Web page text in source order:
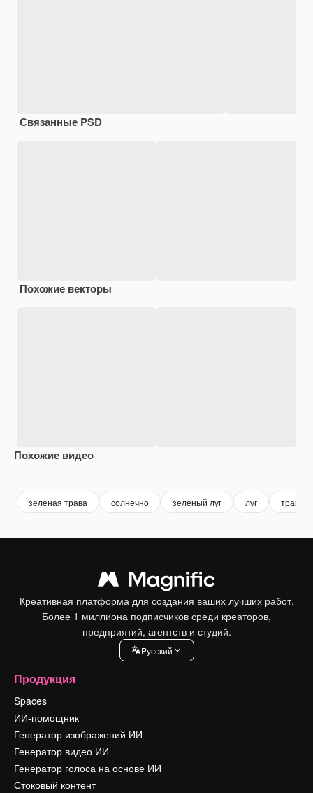
Связанные PSD
Похожие векторы
Похожие видео
зеленая трава солнечно зеленый луг луг трава
Креативная платформа для создания ваших лучших работ.
Более 1 миллиона подписчиков среди креаторов,
предприятий, агентств и студий.
Pусский
Продукция
Spaces
ИИ-помощник
Генератор изображений ИИ
Генератор видео ИИ
Генератор голоса на основе ИИ
Стоковый контент